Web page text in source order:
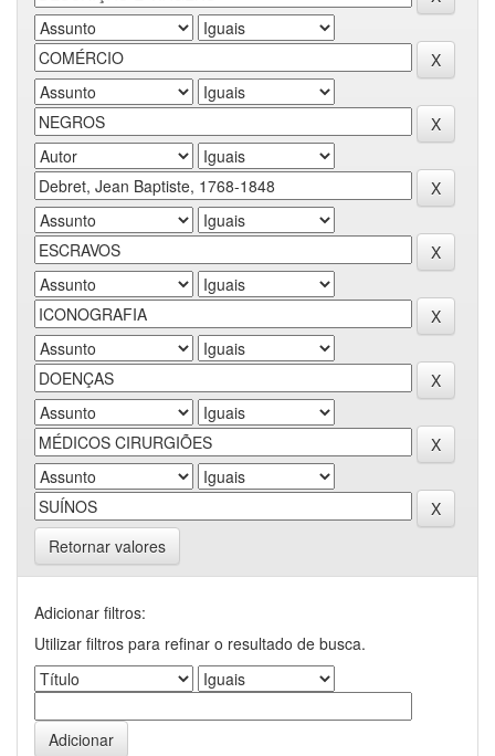
Retornar valores
Adicionar filtros:
Utilizar filtros para refinar o resultado de busca.